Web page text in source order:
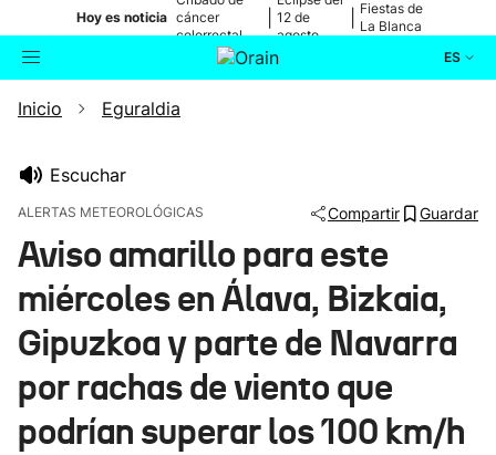
Hoy es noticia cáncer
colorrectal
12 de
agosto
Fiestas de
La Blanca
ES
Buscador
Ikusmiran
Eguraldia
Inicio Eguraldia
Escuchar
ALERTAS METEOROLÓGICAS Compartir Guardar
Aviso amarillo para este
miércoles en Álava, Bizkaia,
Gipuzkoa y parte de Navarra
por rachas de viento que
podrían superar los 100 km/h